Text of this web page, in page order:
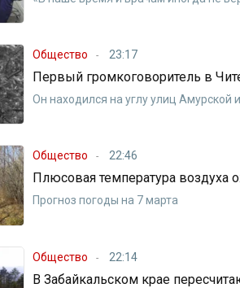
Общество 23:17
Первый громкоговоритель в
Он находился на углу улиц Амурской
Общество 22:46
Плюсовая температура воздуха
Прогноз погоды на 7 марта
Общество 22:14
В Забайкальском крае